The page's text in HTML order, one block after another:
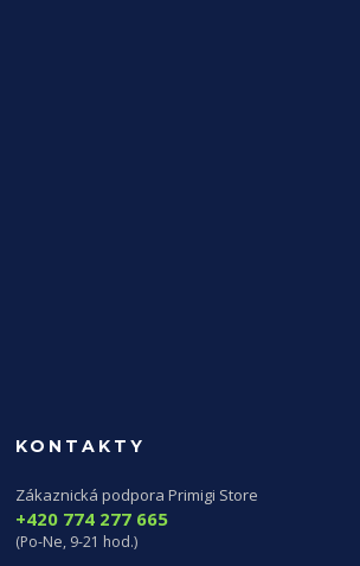
KONTAKTY
Zákaznická podpora Primigi Store
+420 774 277 665
(Po-Ne, 9-21 hod.)